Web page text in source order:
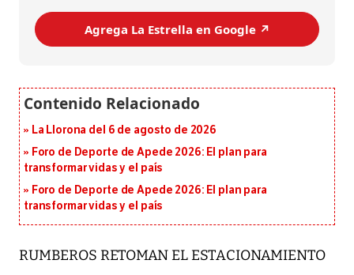
Agrega La Estrella en Google ↗️
La Llorona del 6 de agosto de 2026
Foro de Deporte de Apede 2026: El plan para
transformar vidas y el país
Foro de Deporte de Apede 2026: El plan para
transformar vidas y el país
RUMBEROS RETOMAN EL ESTACIONAMIENTO